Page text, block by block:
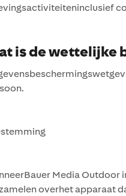
is de wettelijke
Media Outdoor
overhet apparaat